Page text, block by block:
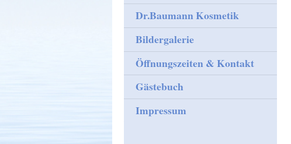
Dr.Baumann Kosmetik
Bildergalerie
Öffnungszeiten & Kontakt
Gästebuch
Impressum